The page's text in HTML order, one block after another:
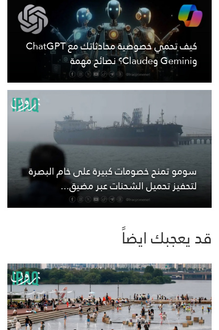
كيف تحمي خصوصية محادثاتك مع ChatGPT
وGemini وClaude؟ نصائح مهمة
سومو تمنح خصومات كبيرة على خام البصرة
لتحفيز تحميل الشحنات عبر مضيق...
قد يعجبك ايضاً